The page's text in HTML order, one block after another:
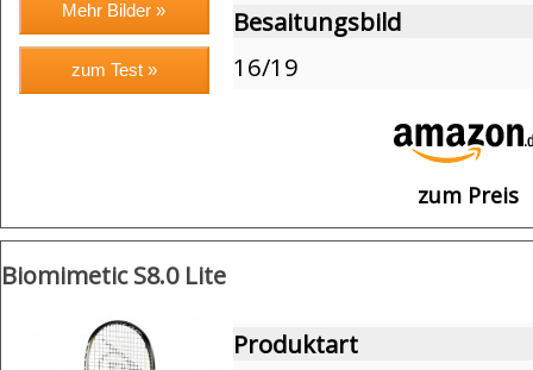
Besaitungsbild
16/19
zum Preis
Biomimetic S8.0 Lite
Produktart